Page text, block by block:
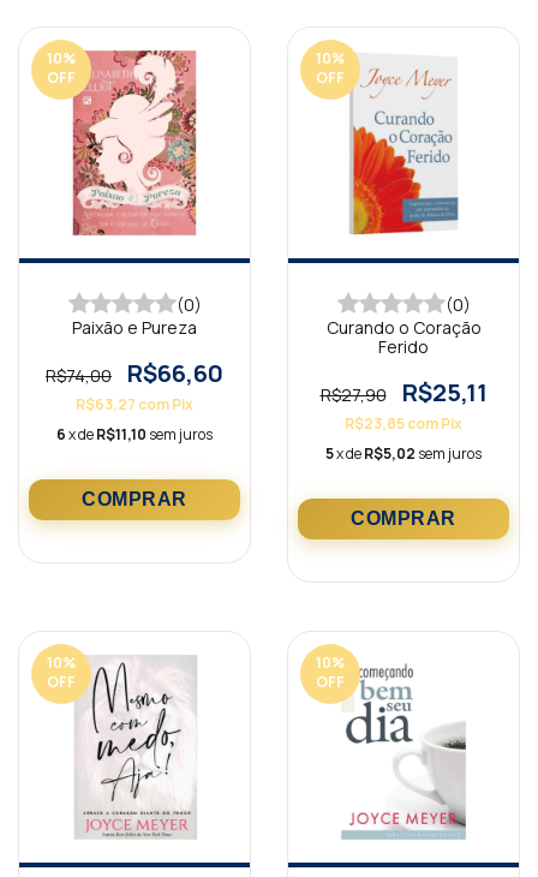
10%
OFF
(0)
Paixão e Pureza
R$74,00 R$66,60
R$63,27 comPix
6x deR$11,10 sem juros
10%
OFF
(0)
Curando o Coração
Ferido
R$27,90 R$25,11
R$23,85comPix
5x deR$5,02 sem juros
10%
OFF
10%
OFF